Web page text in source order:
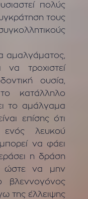
πολύς
τους
αμαλγάματος,
να τροχιστεί
ουσία,
κατάλληλο
το αμάλγαμα
επίσης ότι
λευκού
να φάει
η δράση
ώστε να μην
βλεννογόνος
της έλλειψης